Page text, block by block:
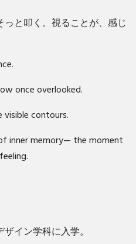
と叩く。視ることが、感じ
once overlooked.
contours.
inner memory— the moment
イン学科に入学。